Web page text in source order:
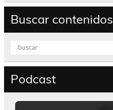
Buscar contenidos
Podcast